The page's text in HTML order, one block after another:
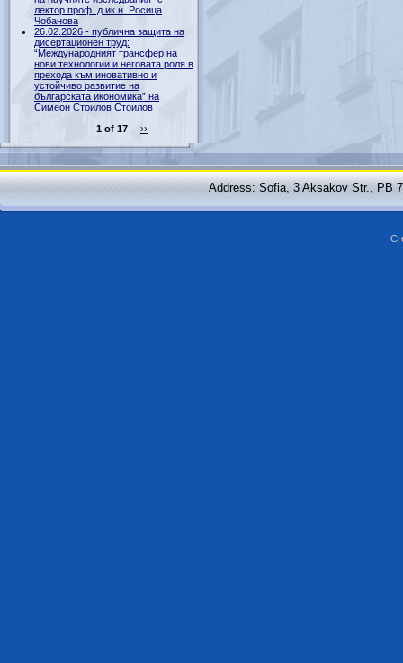
лектор проф. д.ик.н. Росица
Чобанова
26.02.2026 - публична защита на
дисертационен труд:
“Международният трансфер на
нови технологии и неговата роля в
прехода към иновативно и
устойчиво развитие на
българската икономика” на
Симеон Стоилов Стоилов
1 of 17
››
Address: Sofia, 3 Aksakov Str., PB